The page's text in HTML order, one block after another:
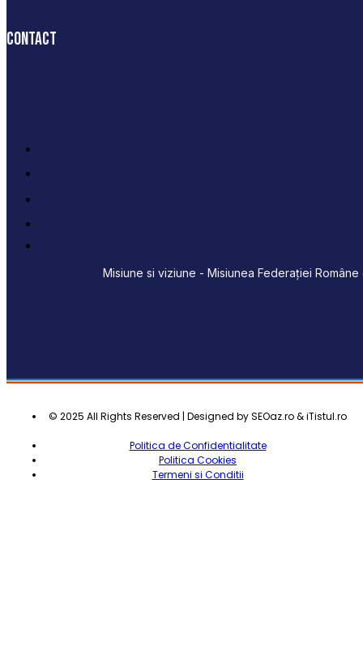
Contact
Misiune si viziune - Misiunea Federației
© 2025 All Rights Reserved | Designed by SEOaz.ro & iTistul.ro
Politica de Confidentialitate
Politica Cookies
Termeni si Conditii